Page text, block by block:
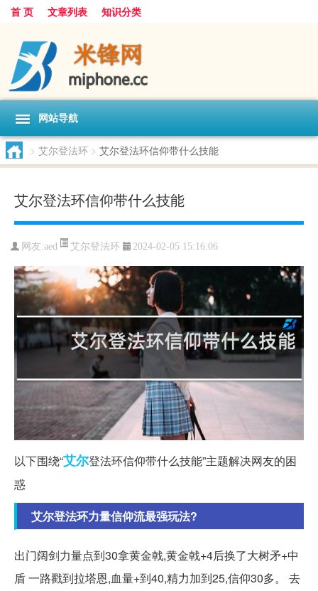
首 页 文章列表 知识分类
网站导航
> 艾尔登法环 > 艾尔登法环信仰带什么技能
艾尔登法环信仰带什么技能
网友:aed 艾尔登法环 2024-02-05 15:16:06
以下围绕“艾尔登法环信仰带什么技能”主题解决网友的困
惑
艾尔登法环力量信仰流最强玩法?
出门阔剑力量点到30拿黄金戟,黄金戟+4后换了大树矛+中
盾 一路戳到拉塔恩,血量+到40,精力加到25,信仰30多。 去